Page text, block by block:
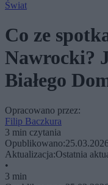
Świat
Co ze
Nawrocki?
Białego
Opracowano przez:
Filip Baczkura
3 min czytania
Opublikowano:
Aktualizacja:Ostatnia
•
3 min